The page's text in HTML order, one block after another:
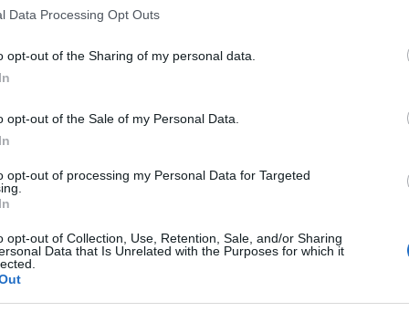
Data Processing Opt Outs
opt-out of the Sharing of my personal data.
opt-out of the Sale of my Personal Data.
opt-out of processing my Personal Data for Targeted
opt-out of Collection, Use, Retention, Sale, and/or Sharing
Data that Is Unrelated with the Purposes for which it
vs West Ham, anch’esso scelto per la